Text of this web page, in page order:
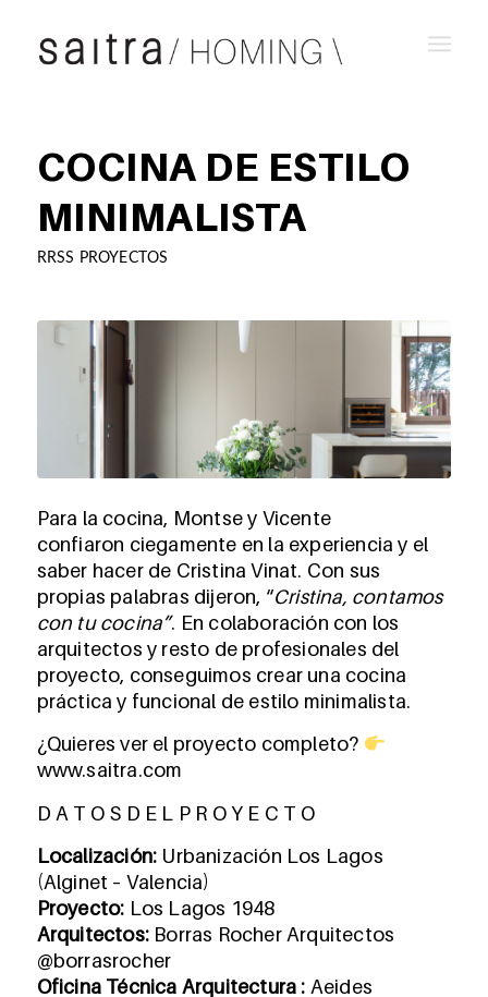
COCINA DE ESTILO
MINIMALISTA
RRSS PROYECTOS
Para la cocina, Montse y Vicente
confiaron ciegamente en la experiencia y el
saber hacer de Cristina Vinat. Con sus
propias palabras dijeron, “Cristina, contamos
con tu cocina”. En colaboración con los
arquitectos y resto de profesionales del
proyecto, conseguimos crear una cocina
práctica y funcional de estilo minimalista.
¿Quieres ver el proyecto completo?
www.saitra.com
D A T O S D E L P R O Y E C T O
Localización: Urbanización Los Lagos
(Alginet – Valencia)
Proyecto: Los Lagos 1948
Arquitectos: Borras Rocher Arquitectos
@borrasrocher
Oficina Técnica Arquitectura : Aeides